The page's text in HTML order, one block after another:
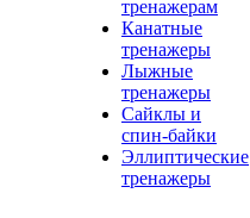
тренажерам
Канатные
тренажеры
Лыжные
тренажеры
Сайклы и
спин-байки
Эллиптические
тренажеры